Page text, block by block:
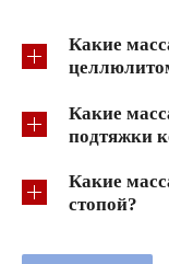
Какие
Какие
подтяжки
Какие
стопой?